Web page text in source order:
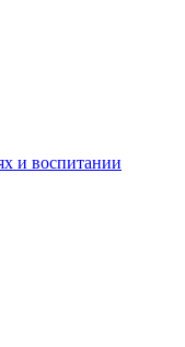
и воспитании